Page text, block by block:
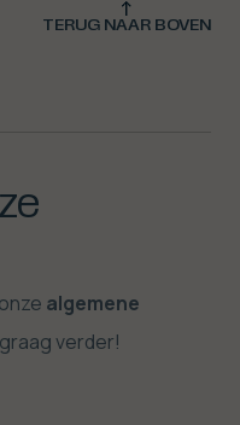
TERUG NAAR BOVEN
algemene
verder!